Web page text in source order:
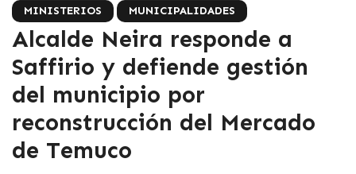
MINISTERIOS
MUNICIPALIDADES
Alcalde Neira responde a
Saffirio y defiende gestión
del municipio por
reconstrucción del Mercado
de Temuco